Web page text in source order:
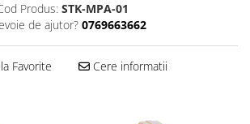
Produs: STK-MPA-01
de ajutor? 0769663662
Favorite Cere informatii